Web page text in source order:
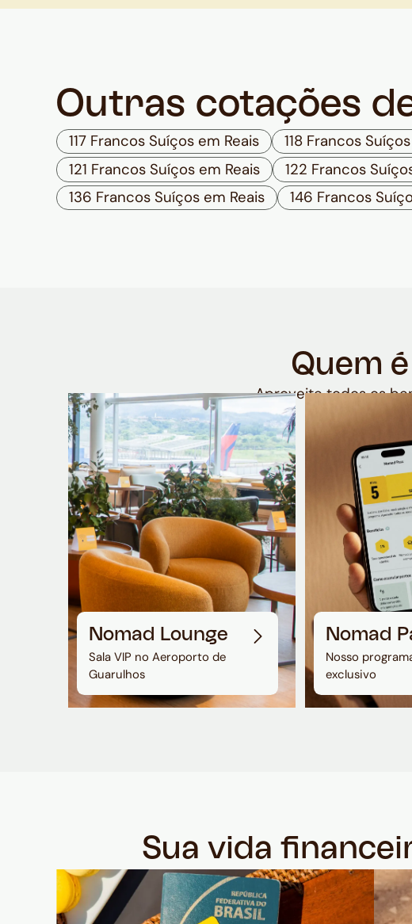
Outras cotações
117 Francos Suíços em Reais 118 Francos
121 Francos Suíços em Reais
122 Francos
136 Francos Suíços em Reais
146 Francos
Quem
Aproveite todos os
Nomad Lounge
Sala VIP no Aeroporto de
Guarulhos
Nomad
Nosso
exclusivo
Sua vida